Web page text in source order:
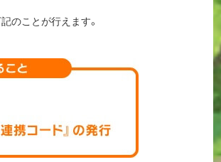
のことが行えます。